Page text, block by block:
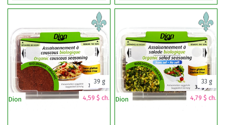
Dion 4,59 $ ch.
39 g
Dion 4,79 $ ch.
33 g